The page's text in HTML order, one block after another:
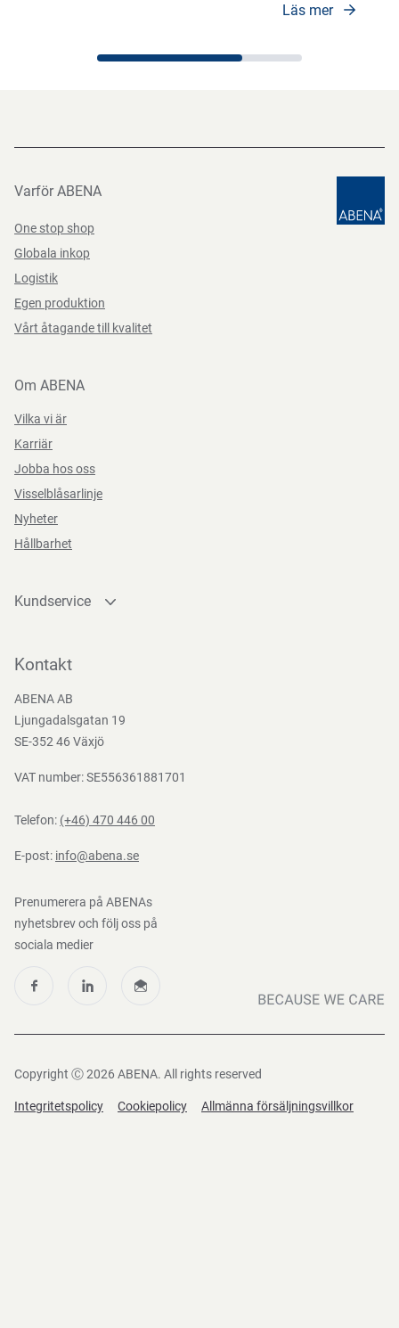
Läs mer
Varför ABENA
One stop shop
Globala inkop
Logistik
Egen produktion
Vårt åtagande till kvalitet
Om ABENA
Vilka vi är
Karriär
Jobba hos oss
Visselblåsarlinje
Nyheter
Hållbarhet
Kundservice
Bli kund
Nedladdningar
Kontakt
ABENA AB
Ljungadalsgatan 19
SE-352 46 Växjö
VAT number: SE556361881701
Telefon: (+46) 470 446 00
E-post: info@abena.se
Prenumerera på ABENAs
nyhetsbrev och följ oss på
sociala medier
Copyright Ⓒ 2026 ABENA. All rights reserved
Integritetspolicy Cookiepolicy Allmänna försäljningsvillkor